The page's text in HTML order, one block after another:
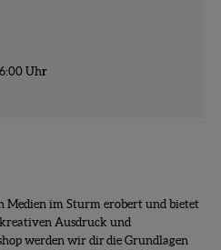
Uhr
Medien im Sturm erobert und bietet
Ausdruck und
werden wir dir die Grundlagen